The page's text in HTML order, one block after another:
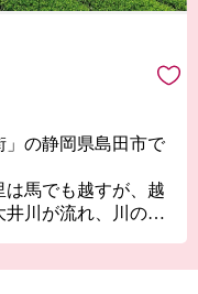
」の静岡県島田市で
馬でも越すが、越
川が流れ、川の恵